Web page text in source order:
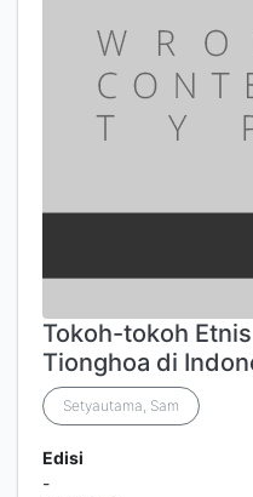
Tokoh-tokoh Etnis
Tionghoa di
Setyautama, Sam
Edisi
-